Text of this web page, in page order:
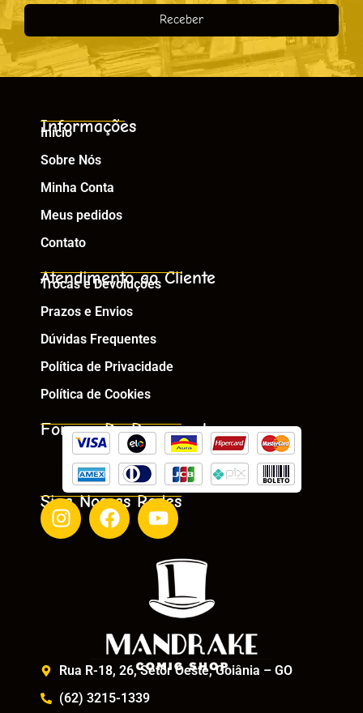
Receber
Informações
Início
Sobre Nós
Minha Conta
Meus pedidos
Contato
Atendimento ao Cliente
Trocas e Devoluções
Prazos e Envios
Dúvidas Frequentes
Política de Privacidade
Política de Cookies
Formas De Pagamento
Siga Nossas Redes
Rua R-18, 26, Setor Oeste, Goiânia – GO
(62) 3215-1339